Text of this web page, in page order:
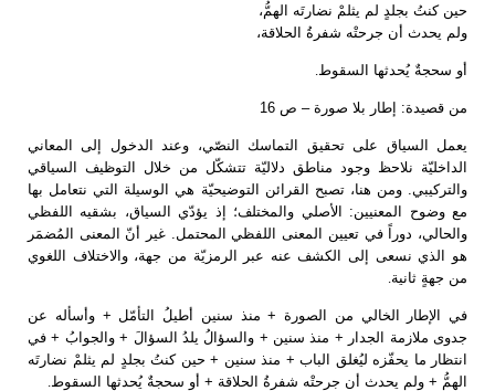
حين كنتُ بجلدٍ لم يثلمْ نضارتَه الهمُّ،
ولم يحدث أن جرحتْه شفرةُ الحلاقة،
أو سحجةٌ يُحدثها السقوط.
من قصيدة: إطار بلا صورة – ص 16
يعمل السياق على تحقيق التماسك النصّي، وعند الدخول إلى المعاني
الداخليّة نلاحظ وجود مناطق دلاليّة تتشكّل من خلال التوظيف السياقي
والتركيبي. ومن هنا، تصبح القرائن التوضيحيّة هي الوسيلة التي نتعامل بها
مع وضوح المعنيين: الأصلي والمختلف؛ إذ يؤدّي السياق، بشقيه اللفظي
والحالي، دوراً في تعيين المعنى اللفظي المحتمل. غير أنّ المعنى المُضمَر
هو الذي نسعى إلى الكشف عنه عبر الرمزيّة من جهة، والاختلاف اللغوي
من جهةٍ ثانية .
في الإطار الخالي من الصورة + منذ سنين أطيلُ التأمّل + وأسأله عن
جدوى ملازمة الجدار + منذ سنين + والسؤالُ يلدُ السؤالَ + والجوابُ + في
انتظار ما يحفّزه ليُغلق الباب + منذ سنين + حين كنتُ بجلدٍ لم يثلمْ نضارتَه
الهمُّ + ولم يحدث أن جرحتْه شفرةُ الحلاقة + أو سحجةٌ يُحدثها السقوط.